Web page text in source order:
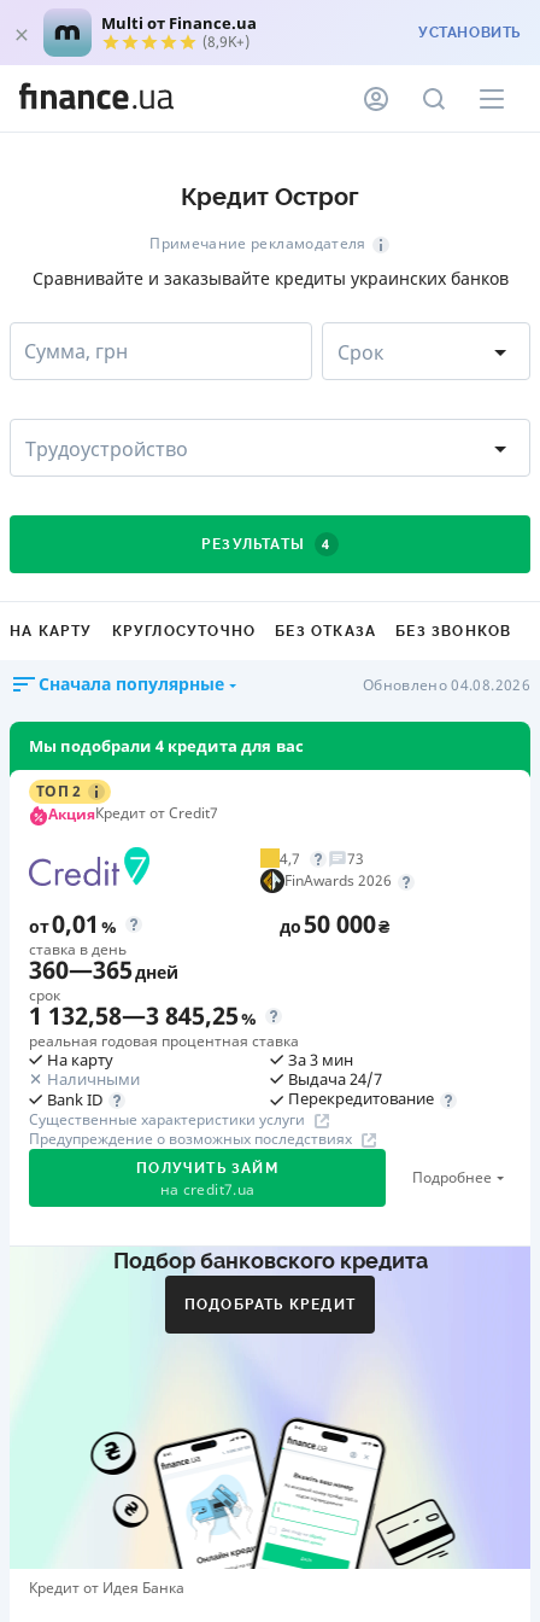
Multi от Finance.ua
(8,9K+) УСТАНОВИТЬ
Кредит Острог
Примечание рекламодателя
Сравнивайте и заказывайте кредиты украинских банков
Сумма, грн Срок
Трудоустройство
РЕЗУЛЬТАТЫ 4
НА КАРТУ КРУГЛОСУТОЧНО БЕЗ ОТКАЗА БЕЗ ЗВОНКОВ
Сначала популярные Обновлено 04.08.2026
Мы подобрали 4 кредита для вас
ТОП 2
АкцияКредит от Credit7
4,7
73
FinAwards 2026
от0,01 %
ставка в день
до50 000₴
360—365дней
срок
1 132,58—3 845,25%
реальная годовая процентная ставка
На карту
Наличными
Bank ID
За 3 мин
Выдача 24/7
Перекредитование
Существенные характеристики услуги
Предупреждение о возможных последствиях
ПОЛУЧИТЬ ЗАЙМ
на credit7.ua
Подробнее
Акция: «Кешбэк за друга»
друг регистрируется и получает первый кредит (от
Бронзовый призер FinAwards 2026 «Лучшая программа
лояльности»
Первый займ
от 0,01%/день до 30 000 ₴
Повторный займ
Подбор банковского кредита
ПОДОБРАТЬ КРЕДИТ
Кредит от Идея Банка